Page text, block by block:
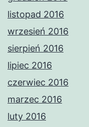
listopad 2016
wrzesień 2016
sierpień 2016
lipiec 2016
czerwiec 2016
marzec 2016
luty 2016